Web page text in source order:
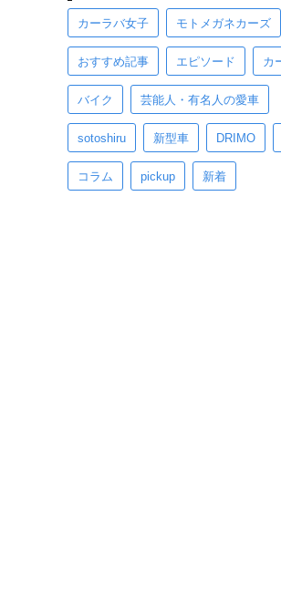
カーラバ女子 モトメガネカーズ
おすすめ記事 エピソード カ
バイク 芸能人・有名人の愛車
sotoshiru 新型車 DRIMO
コラム pickup 新着